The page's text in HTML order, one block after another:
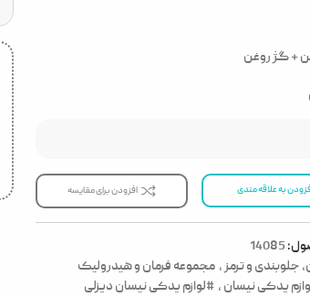
+ گژ روغن
به علاقه مندی افزودن برای مقایسه
14085
جلوبندی و ترمز , مجموعه فرمان و هیدرولیک
یدکی نیسان , #لوازم یدکی نیسان دیزلی